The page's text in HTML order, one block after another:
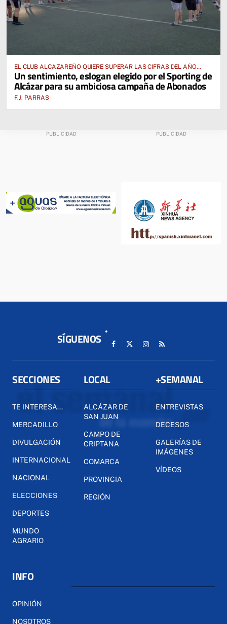
EL CLUB ALCAZAREÑO QUIERE SUPERAR LAS CIFRAS DEL AÑO
PASADO E INCLUSO DUPLICARLAS
Un sentimiento, eslogan elegido por el Sporting de
Alcázar para su ambiciosa campaña de Abonados
F.J. PARRAS
SÍGUENOS
SECCIONES
TE INTERESA...
MERCADILLO
DIVULGACIÓN
INTERNACIONAL
NACIONAL
ELECCIONES
DEPORTES
MUNDO
AGRARIO
LOCAL
ALCÁZAR DE
SAN JUAN
CAMPO DE
CRIPTANA
COMARCA
PROVINCIA
REGIÓN
+SEMANAL
ENTREVISTAS
DECESOS
GALERÍAS DE
IMÁGENES
VÍDEOS
INFO
OPINIÓN
NOSOTROS